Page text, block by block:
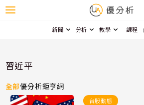
新聞 分析 教學 課程
習近平
全部優分析鉅亨網
台股動態